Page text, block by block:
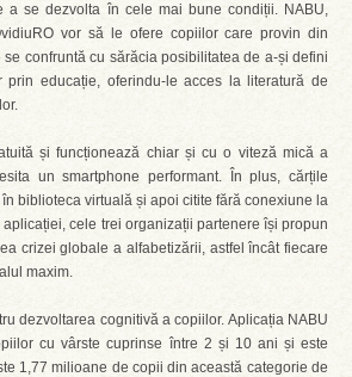
a se dezvolta în cele mai bune condiții. NABU,
vor să le ofere copiilor care provin din
confruntă cu sărăcia posibilitatea de a-și defini
prin educație, oferindu-le acces la literatură de
și funcționează chiar și cu o viteză mică a
un smartphone performant. În plus, cărțile
biblioteca virtuală și apoi citite fără conexiune la
cele trei organizații partenere își propun
crizei globale a alfabetizării, astfel încât fiecare
maxim.
dezvoltarea cognitivă a copiilor. Aplicația NABU
cu vârste cuprinse între 2 și 10 ani și este
1,77 milioane de copii din această categorie de